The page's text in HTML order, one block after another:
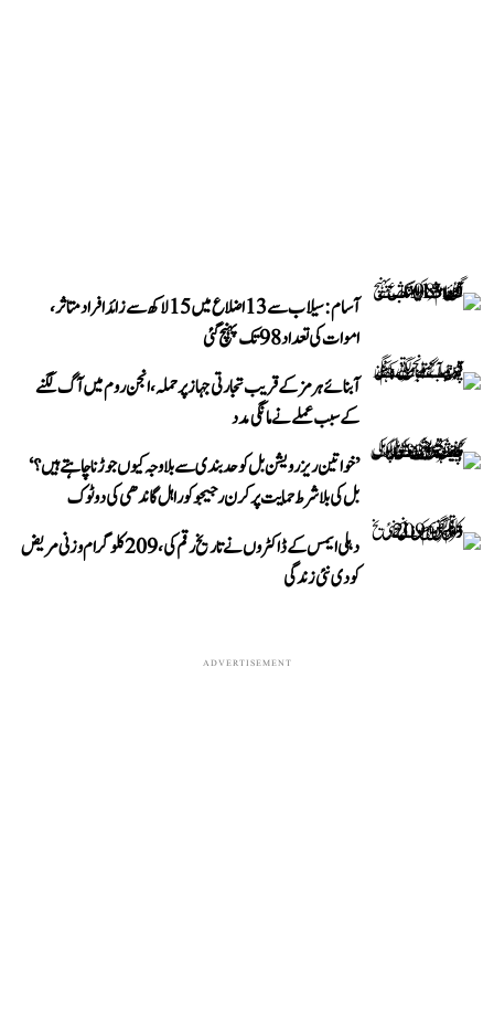
آسام: سیلاب سے 13 اضلاع میں 15 لاکھ سے زائد افراد متاثر،
اموات کی تعداد 98 تک پہنچ گئی
آبنائے ہرمز کے قریب تجارتی جہاز پر حملہ، انجن روم میں آگ لگنے
کے سبب عملے نے مانگی مدد
’خواتین ریزرویشن بل کو حدبندی سے بلا وجہ کیوں جوڑنا چاہتے ہیں؟‘
بل کی بلا شرط حمایت پر کرن رجیجو کو راہل گاندھی کی دوٹوک
دہلی ایمس کے ڈاکٹروں نے تاریخ رقم کی، 209 کلوگرام وزنی مریض
کو دی نئی زندگی
ADVERTISEMENT